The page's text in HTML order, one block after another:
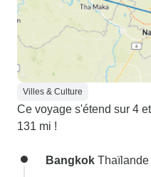
Villes & Culture
Ce voyage s'étend sur 4
131 mi !
Bangkok Thaïlande